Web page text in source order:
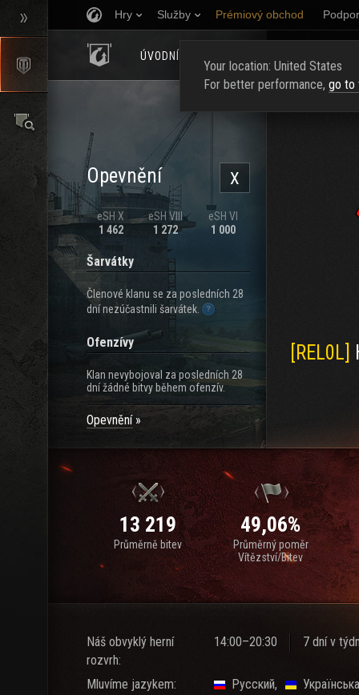
Hry Služby Prémiový obchod
ÚVODNÍ STRÁNKA
X
Opevnění
eSH X
1 462
eSH VIII
1 272
eSH VI
1 000
Šarvátky
Členové klanu se za posledních 28
dní nezúčastnili šarvátek.
Ofenzívy
Klan nevybojoval za posledních 28
dní žádné bitvy během ofenzív.
Opevnění
[REL0L]
13 219
Průměrně bitev
49,06%
Průměrný poměr
Vítězství/Bitev
Náš obvyklý herní
rozvrh:
14:00–20:30 7 dní v
Mluvíme jazykem: Русский
Your location: United States
For better performance, go to